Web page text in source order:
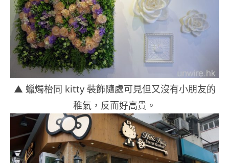
▲ 蠟燭枱同 kitty 裝飾隨處可見但又沒有小朋友的
稚氣，反而好高貴。